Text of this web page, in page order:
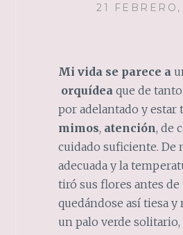
21
Mi vida se parece a
orquídeaque de
por adelantado y estar
mimos, atención, de
cuidado suficiente. De
adecuada y la
tiró sus flores antes de
quedándose así tiesa y
un palo verde